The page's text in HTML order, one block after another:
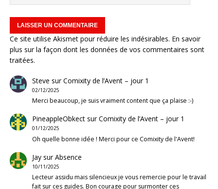
Ce site utilise Akismet pour réduire les indésirables. En savoir
plus sur la façon dont les données de vos commentaires sont
traitées.
Steve surComixity de l’Avent – jour 1
02/12/2025
Merci beaucoup, je suis vraiment content que ça plaise :-)
PineappleObkectsurComixity de l’Avent – jour 1
01/12/2025
Oh quelle bonne idée ! Merci pour ce Comixity de l'Avent!
JaysurAbsence
10/11/2025
Lecteur assidu mais silencieux je vous remercie pour le travail
fait sur ces guides. Bon courage pour surmonter ces